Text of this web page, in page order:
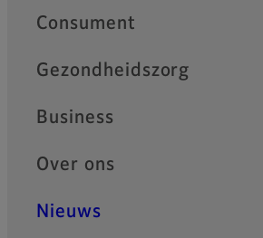
Quick Links
Consument
Gezondheidszorg
Business
Over ons
Nieuws